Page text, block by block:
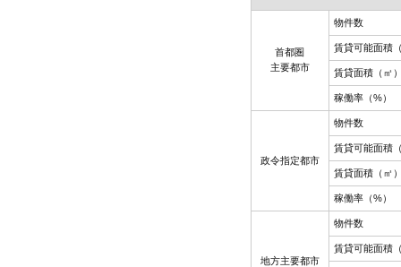
首都圏
主要都市
物件数
賃貸可能面積
賃貸面積（㎡
稼働率（%）
政令指定都市
物件数
賃貸可能面積
賃貸面積（㎡
稼働率（%）
地方主要都市
物件数
賃貸可能面積